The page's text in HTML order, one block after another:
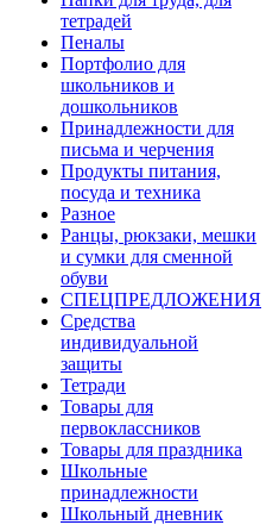
тетрадей
Пеналы
Портфолио для
школьников и
дошкольников
Принадлежности для
письма и черчения
Продукты питания,
посуда и техника
Разное
Ранцы, рюкзаки, мешки
и сумки для сменной
обуви
СПЕЦПРЕДЛОЖЕНИЯ
Средства
индивидуальной
защиты
Тетради
Товары для
первоклассников
Товары для праздника
Школьные
принадлежности
Школьный дневник